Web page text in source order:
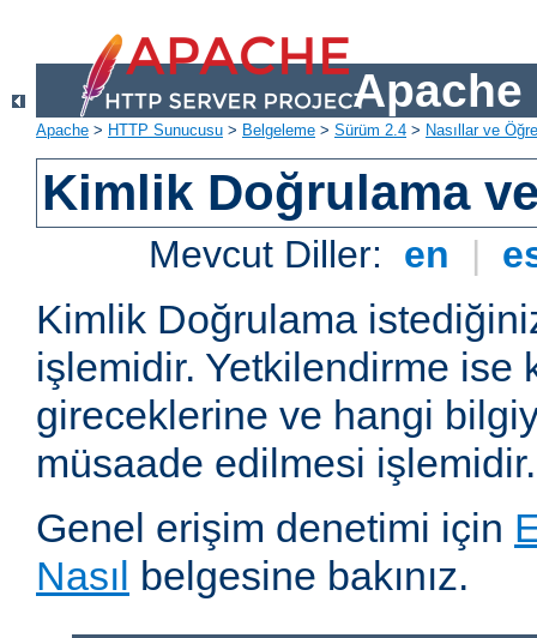
Apache
Apache > HTTP Sunucusu > Belgeleme > Sürüm 2.4 > Nasıllar ve
Kimlik Doğrulama
Mevcut Diller: en |
Kimlik Doğrulama
işlemidir. Yetkilendirme ise
gireceklerine ve hangi
müsaade edilmesi işlemidir.
Genel erişim denetimi için
Nasıl belgesine bakınız.